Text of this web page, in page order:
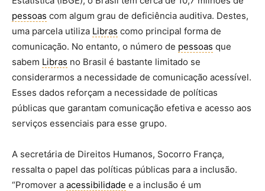
pessoas com algum grau de deficiência auditiva. Destes,
uma parcela utiliza Libras como principal forma de
comunicação. No entanto, o número de pessoas que
sabem Libras no Brasil é bastante limitado se
considerarmos a necessidade de comunicação acessível.
Esses dados reforçam a necessidade de políticas
públicas que garantam comunicação efetiva e acesso aos
serviços essenciais para esse grupo.
A secretária de Direitos Humanos, Socorro França,
ressalta o papel das políticas públicas para a inclusão.
“Promover a acessibilidade e a inclusão é um